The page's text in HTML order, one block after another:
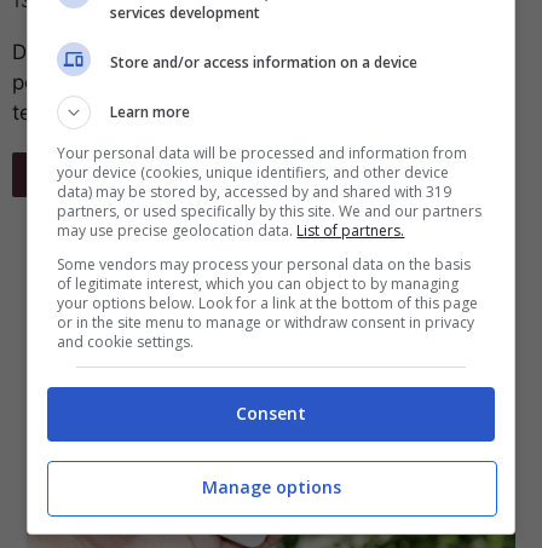
Dovete partire per le vacanze ma avete paura di
portare i vostri dispositivi elettronici con voi? Non
temete, questi sono indistruttibili ...
Leggi Tutto
services development
Store and/or access information on a device
Learn more
Your personal data will be processed and information from
your device (cookies, unique identifiers, and other device
data) may be stored by, accessed by and shared with 319
partners, or used specifically by this site. We and our partners
may use precise geolocation data. List of partners.
Some vendors may process your personal data on the basis
of legitimate interest, which you can object to by managing
your options below. Look for a link at the bottom of this page
or in the site menu to manage or withdraw consent in privacy
and cookie settings.
Consent
Manage options